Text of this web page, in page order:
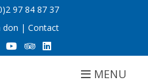
97 84 87 37
don | Contact
MENU